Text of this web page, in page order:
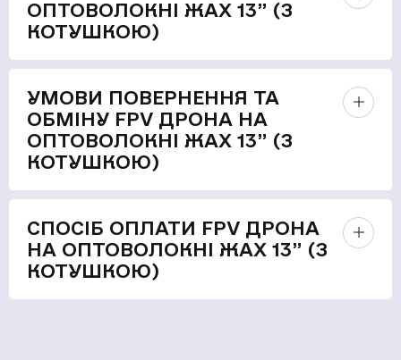
ОПТОВОЛОКНІ ЖАХ 13” (З
КОТУШКОЮ)
УМОВИ ПОВЕРНЕННЯ ТА
ОБМІНУ FPV ДРОНА НА
ОПТОВОЛОКНІ ЖАХ 13” (З
КОТУШКОЮ)
СПОСІБ ОПЛАТИ FPV ДРОНА
НА ОПТОВОЛОКНІ ЖАХ 13” (З
КОТУШКОЮ)